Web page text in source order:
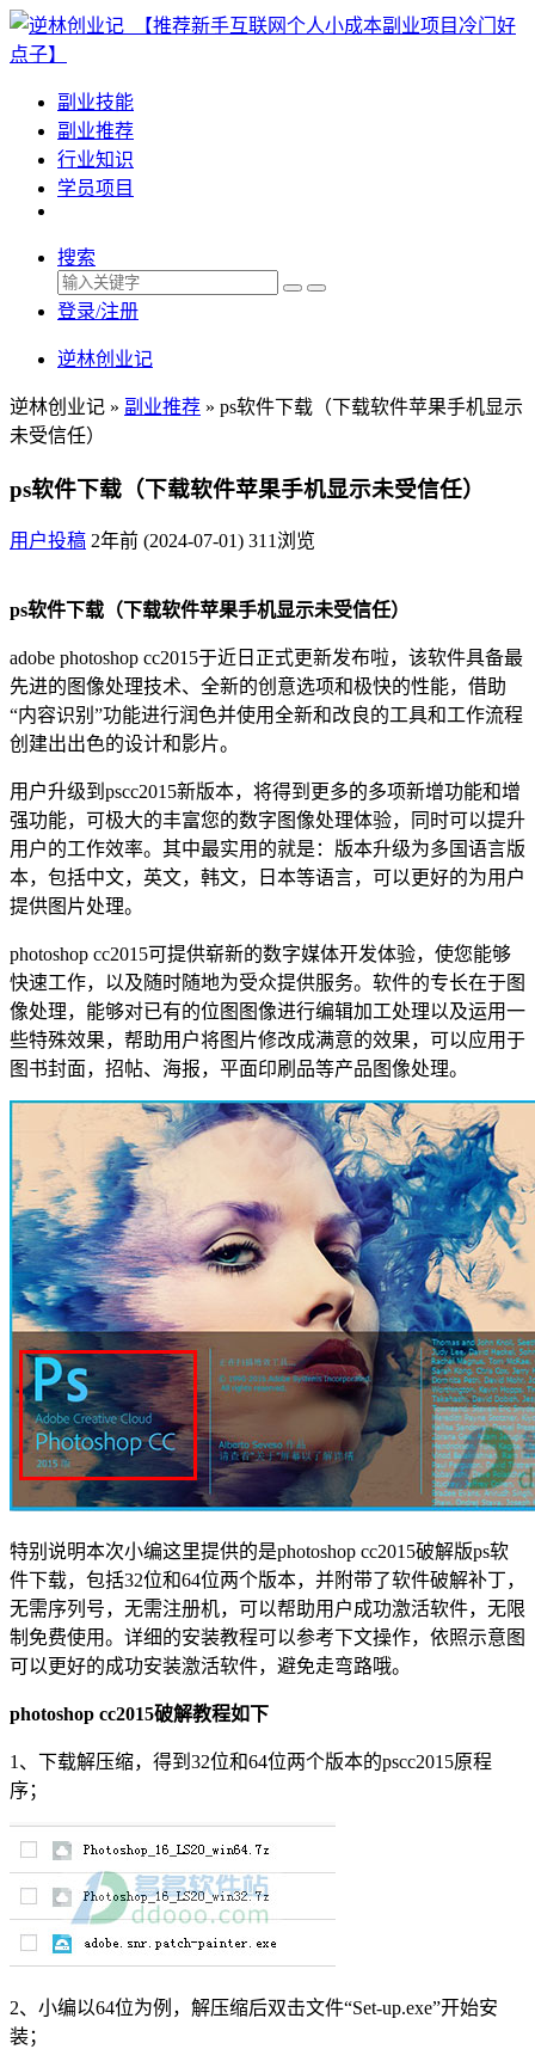
副业技能
副业推荐
行业知识
学员项目
搜索
登录/注册
逆林创业记
逆林创业记 » 副业推荐 » ps软件下载（下载软件苹果手机显示
未受信任）
ps软件下载（下载软件苹果手机显示未受信任）
用户投稿 2年前 (2024-07-01) 311浏览
ps软件下载（下载软件苹果手机显示未受信任）
adobe photoshop cc2015于近日正式更新发布啦，该软件具备最
先进的图像处理技术、全新的创意选项和极快的性能，借助
“内容识别”功能进行润色并使用全新和改良的工具和工作流程
创建出出色的设计和影片。
用户升级到pscc2015新版本，将得到更多的多项新增功能和增
强功能，可极大的丰富您的数字图像处理体验，同时可以提升
用户的工作效率。其中最实用的就是：版本升级为多国语言版
本，包括中文，英文，韩文，日本等语言，可以更好的为用户
提供图片处理。
photoshop cc2015可提供崭新的数字媒体开发体验，使您能够
快速工作，以及随时随地为受众提供服务。软件的专长在于图
像处理，能够对已有的位图图像进行编辑加工处理以及运用一
些特殊效果，帮助用户将图片修改成满意的效果，可以应用于
图书封面，招帖、海报，平面印刷品等产品图像处理。
特别说明本次小编这里提供的是photoshop cc2015破解版ps软
件下载，包括32位和64位两个版本，并附带了软件破解补丁，
无需序列号，无需注册机，可以帮助用户成功激活软件，无限
制免费使用。详细的安装教程可以参考下文操作，依照示意图
可以更好的成功安装激活软件，避免走弯路哦。
photoshop cc2015破解教程如下
1、下载解压缩，得到32位和64位两个版本的pscc2015原程
序；
2、小编以64位为例，解压缩后双击文件“Set-up.exe”开始安
装；